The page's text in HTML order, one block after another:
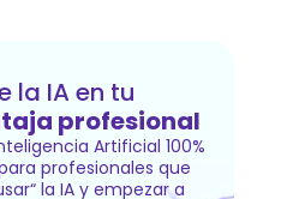
la IA en tu
profesional
Artificial 100%
profesionales que
la IA y empezar a